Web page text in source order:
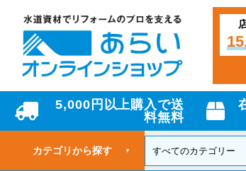
5,000円以上購入で送
料無料
カテゴリから探す ▼